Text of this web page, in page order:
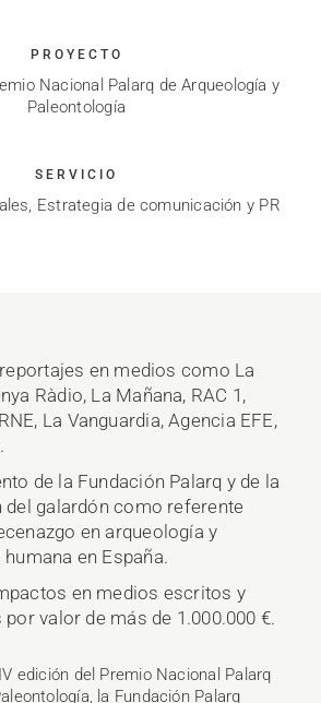
PROYECTO
Nacional Palarq de Arqueología y
Paleontología
SERVICIO
Estrategia de comunicación y PR
en medios como La
Ràdio, La Mañana, RAC 1,
La Vanguardia, Agencia EFE,
de la Fundación Palarq y de la
del galardón como referente
en arqueología y
en España.
en medios escritos y
valor de más de 1.000.000 €.
edición del Premio Nacional Palarq
la Fundación Palarq